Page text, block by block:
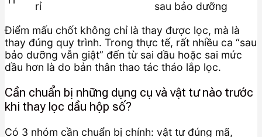
rỉ
sau bảo dưỡng
Điểm mấu chốt không chỉ là thay được lọc, mà là
thay đúng quy trình. Trong thực tế, rất nhiều ca “sau
bảo dưỡng vẫn giật” đến từ sai dầu hoặc sai mức
dầu hơn là do bản thân thao tác tháo lắp lọc.
Cần chuẩn bị những dụng cụ và vật tư nào trước
khi thay lọc dầu hộp số?
Có 3 nhóm cần chuẩn bị chính: vật tư đúng mã,